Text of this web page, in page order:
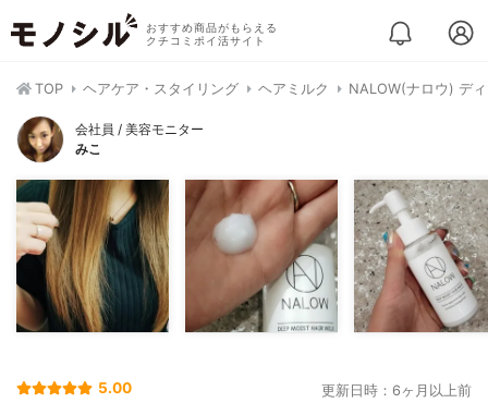
おすすめ商品がもらえる
クチコミポイ活サイト
TOP ヘアケア・スタイリング ヘアミルク NALOW(ナロウ) デ
会社員 / 美容モニター
みこ
5.00 更新日時：6ヶ月以上前